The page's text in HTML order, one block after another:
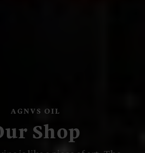
AGNVS OIL
Shop